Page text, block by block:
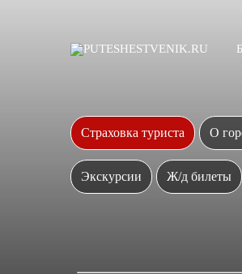
Страховка туриста О
Экскурсии Ж/д билеты